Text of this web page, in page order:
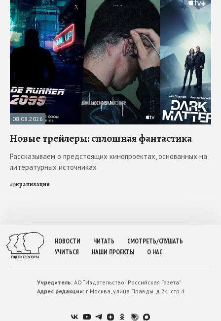
08.08.2026
Новые трейлеры: сплошная фантастика
Рассказываем о предстоящих кинопроектах, основанных на
литературных источниках
#экранизация
НОВОСТИ ЧИТАТЬ
СМОТРЕТЬ/СЛУШАТЬ
УЧИТЬСЯ
НАШИ ПРОЕКТЫ О НАС
Учредитель:АО “Издательство ”Российская Газета”
Адрес редакции:г.Москва, улица Правды. д.24, стр.4